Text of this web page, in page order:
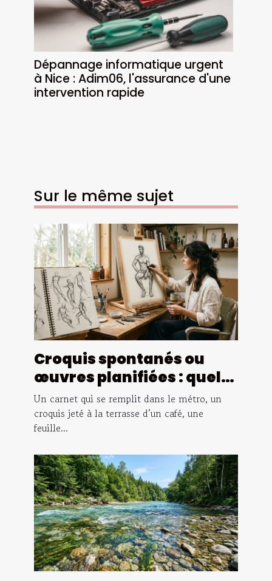
Dépannage informatique urgent
à Nice : Adim06, l'assurance d'une
intervention rapide
Sur le même sujet
Croquis spontanés ou
œuvres planifiées : quelle
vérité le dessin révèle-t-
il vraiment ?
Un carnet qui se remplit dans le métro, un
croquis jeté à la terrasse d’un café, une
feuille...